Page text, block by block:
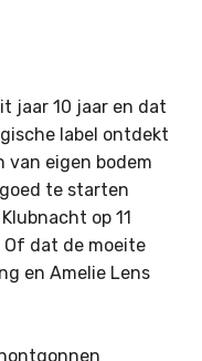
jaar 10 jaar en dat
label ontdekt
van eigen bodem
te starten
op 11
Of dat de moeite
en Amelie Lens